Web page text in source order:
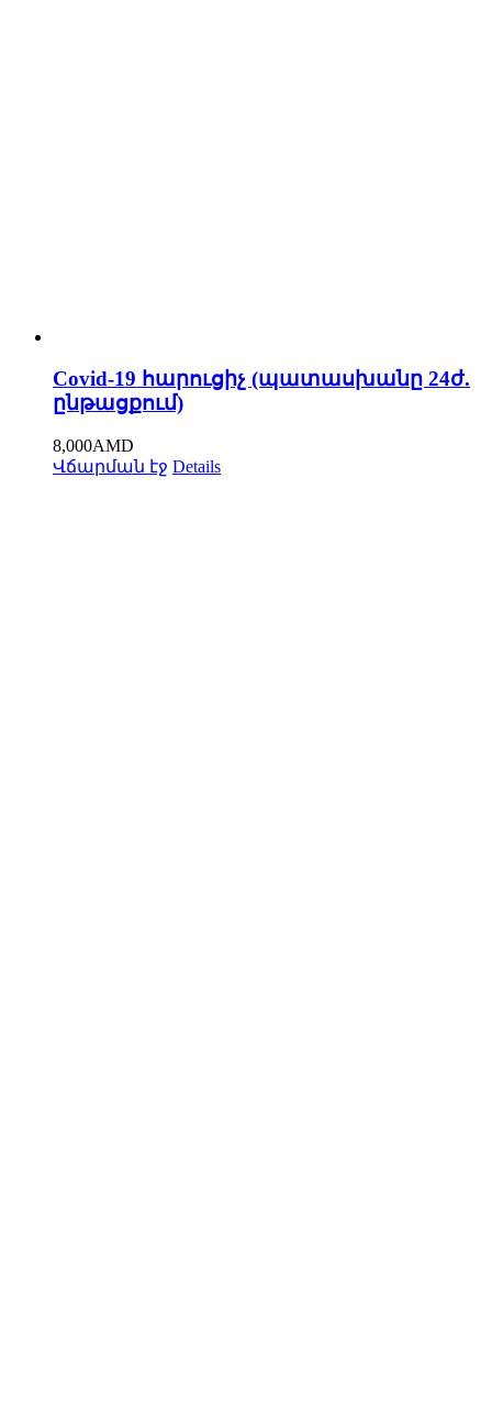
Covid-19 հարուցիչ (պատասխանը 24ժ.
ընթացքում)
8,000AMD
Վճարման էջ Details